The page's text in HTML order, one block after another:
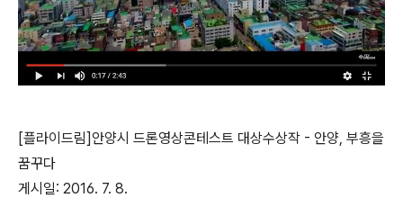
[플라이드림]안양시 드론영상콘테스트 대상수상작 - 안양, 부흥을
꿈꾸다
게시일: 2016. 7. 8.